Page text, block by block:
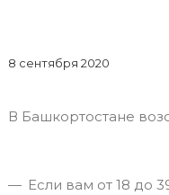
8 сентября 2020
В Башкортостане
Если вам от 18 до